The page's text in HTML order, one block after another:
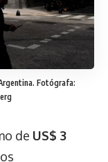
Fotógrafa:
de US$ 3